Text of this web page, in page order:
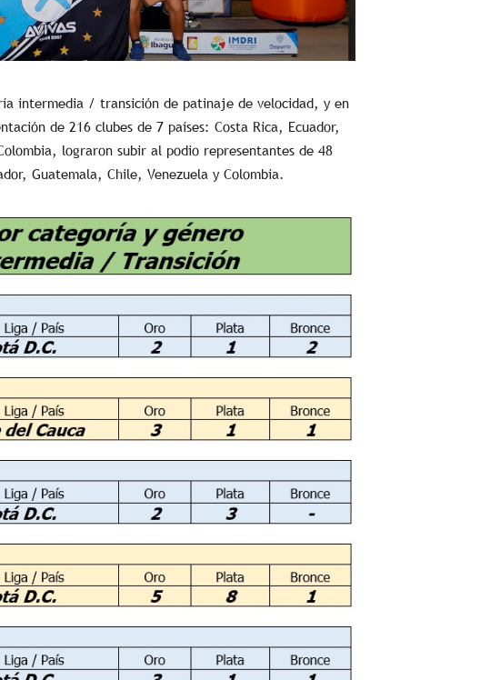
intermedia / transición de patinaje de velocidad, y en
de 216 clubes de 7 países: Costa Rica, Ecuador,
lograron subir al podio representantes de 48
Guatemala, Chile, Venezuela y Colombia.